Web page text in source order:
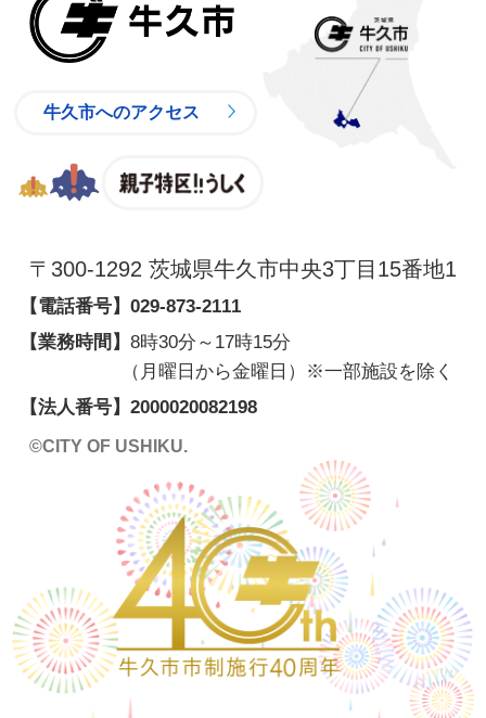
牛久市へのアクセス
〒300-1292 茨城県牛久市中央3丁目15番地1
【電話番号】 029-873-2111
【業務時間】 8時30分～17時15分
（月曜日から金曜日）※一部施設を除く
【法人番号】 2000020082198
©CITY OF USHIKU.